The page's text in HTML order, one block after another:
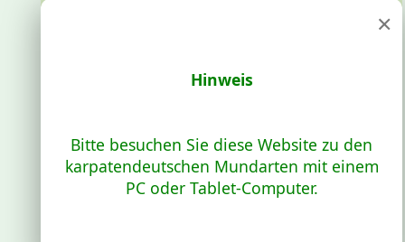
×
Hinweis
Bitte besuchen Sie diese Website zu den
karpatendeutschen Mundarten mit einem
PC oder Tablet-Computer.